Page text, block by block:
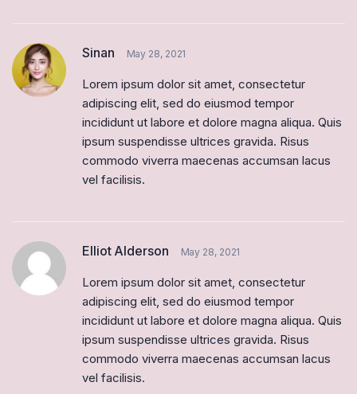
Sinan May 28, 2021
Lorem ipsum dolor sit amet, consectetur
adipiscing elit, sed do eiusmod tempor
incididunt ut labore et dolore magna aliqua. Quis
ipsum suspendisse ultrices gravida. Risus
commodo viverra maecenas accumsan lacus
vel facilisis.
Elliot Alderson May 28, 2021
Lorem ipsum dolor sit amet, consectetur
adipiscing elit, sed do eiusmod tempor
incididunt ut labore et dolore magna aliqua. Quis
ipsum suspendisse ultrices gravida. Risus
commodo viverra maecenas accumsan lacus
vel facilisis.